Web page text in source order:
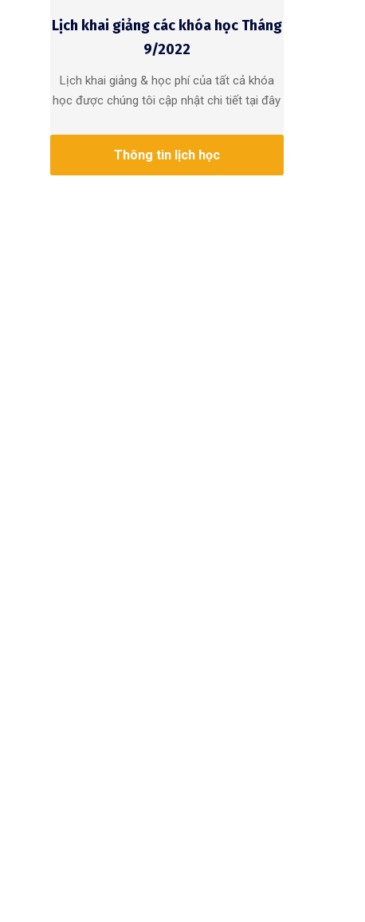
Lịch khai giảng các khóa học Tháng
9/2022
Lịch khai giảng & học phí của tất cả khóa
học được chúng tôi cập nhật chi tiết tại đây
Thông tin lịch học